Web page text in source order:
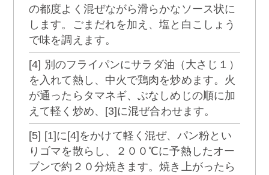
の都度よく混ぜながら滑らかなソース状に
します。ごまだれを加え、塩と白こしょう
で味を調えます。
[4] 別のフライパンにサラダ油（大さじ１）
を入れて熱し、中火で鶏肉を炒めます。火
が通ったらタマネギ、ぶなしめじの順に加
えて軽く炒め、[3]に混ぜ合わせます。
[5] [1]に[4]をかけて軽く混ぜ、パン粉とい
りゴマを散らし、２００℃に予熱したオー
ブンで約２０分焼きます。焼き上がったら